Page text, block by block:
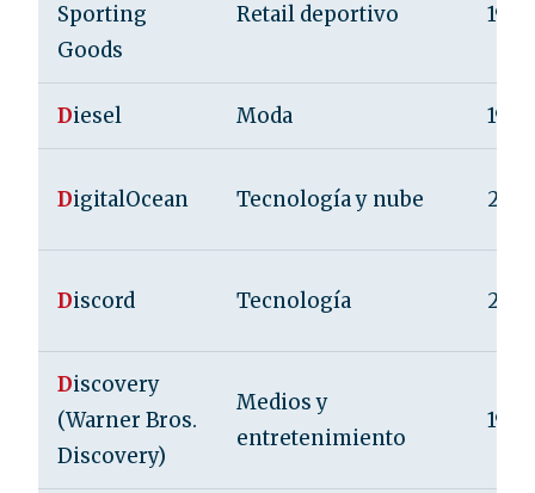
Sporting
Goods
Retail deportivo 1948
Diesel Moda 1978
DigitalOcean Tecnología y nube 2011
Discord Tecnología 2015
Discovery
(Warner Bros.
Discovery)
Medios y
entretenimiento
1985